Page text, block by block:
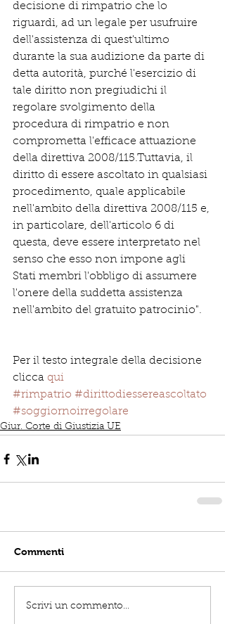
decisione di rimpatrio che lo
riguardi, ad un legale per usufruire
dell'assistenza di quest'ultimo
durante la sua audizione da parte di
detta autorità, purché l'esercizio di
tale diritto non pregiudichi il
regolare svolgimento della
procedura di rimpatrio e non
comprometta l'efficace attuazione
della direttiva 2008/115.Tuttavia, il
diritto di essere ascoltato in qualsiasi
procedimento, quale applicabile
nell'ambito della direttiva 2008/115 e,
in particolare, dell'articolo 6 di
questa, deve essere interpretato nel
senso che esso non impone agli
Stati membri l'obbligo di assumere
l'onere della suddetta assistenza
nell'ambito del gratuito patrocinio".
Per il testo integrale della decisione
clicca qui
#rimpatrio #dirittodiessereascoltato
#soggiornoirregolare
Giur. Corte di Giustizia UE
Commenti
Scrivi un commento...